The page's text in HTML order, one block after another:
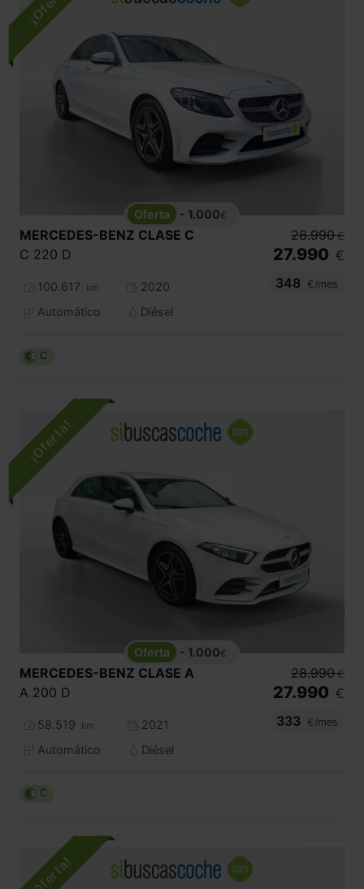
- 1.000€
MERCEDES-BENZ CLASE C
C 220 D
100.617 km
2020
Automático
Diésel
28.990 €
27.990 €
348
€/mes
C
- 1.000€
MERCEDES-BENZ CLASE A
A 200 D
58.519 km
2021
Automático
Diésel
28.990 €
27.990 €
333
€/mes
C